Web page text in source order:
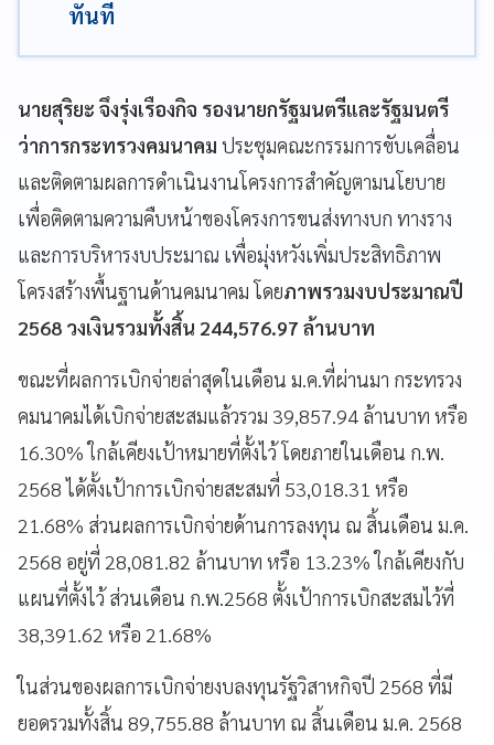
ทันที
นายสุริยะ จึงรุ่งเรืองกิจ รองนายกรัฐมนตรีและรัฐมนตรี
ว่าการกระทรวงคมนาคม ประชุมคณะกรรมการขับเคลื่อน
และติดตามผลการดำเนินงานโครงการสำคัญตามนโยบาย
เพื่อติดตามความคืบหน้าของโครงการขนส่งทางบก ทางราง
และการบริหารงบประมาณ เพื่อมุ่งหวังเพิ่มประสิทธิภาพ
โครงสร้างพื้นฐานด้านคมนาคม โดยภาพรวมงบประมาณปี
2568 วงเงินรวมทั้งสิ้น 244,576.97 ล้านบาท
ขณะที่ผลการเบิกจ่ายล่าสุดในเดือน ม.ค.ที่ผ่านมา กระทรวง
คมนาคมได้เบิกจ่ายสะสมแล้วรวม 39,857.94 ล้านบาท หรือ
16.30% ใกล้เคียงเป้าหมายที่ตั้งไว้ โดยภายในเดือน ก.พ.
2568 ได้ตั้งเป้าการเบิกจ่ายสะสมที่ 53,018.31 หรือ
21.68% ส่วนผลการเบิกจ่ายด้านการลงทุน ณ สิ้นเดือน ม.ค.
2568 อยู่ที่ 28,081.82 ล้านบาท หรือ 13.23% ใกล้เคียงกับ
แผนที่ตั้งไว้ ส่วนเดือน ก.พ.2568 ตั้งเป้าการเบิกสะสมไว้ที่
38,391.62 หรือ 21.68%
ในส่วนของผลการเบิกจ่ายงบลงทุนรัฐวิสาหกิจปี 2568 ที่มี
ยอดรวมทั้งสิ้น 89,755.88 ล้านบาท ณ สิ้นเดือน ม.ค. 2568